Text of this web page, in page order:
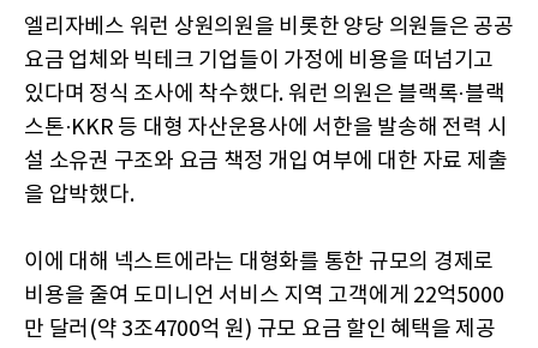
엘리자베스 워런 상원의원을 비롯한 양당 의원들은 공공
요금 업체와 빅테크 기업들이 가정에 비용을 떠넘기고
있다며 정식 조사에 착수했다. 워런 의원은 블랙록·블랙
스톤·KKR 등 대형 자산운용사에 서한을 발송해 전력 시
설 소유권 구조와 요금 책정 개입 여부에 대한 자료 제출
을 압박했다.
이에 대해 넥스트에라는 대형화를 통한 규모의 경제로
비용을 줄여 도미니언 서비스 지역 고객에게 22억5000
만 달러(약 3조4700억 원) 규모 요금 할인 혜택을 제공